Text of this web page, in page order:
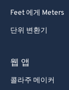
Feet 에게 Meters
단위 변환기
웹 앱
콜라주 메이커